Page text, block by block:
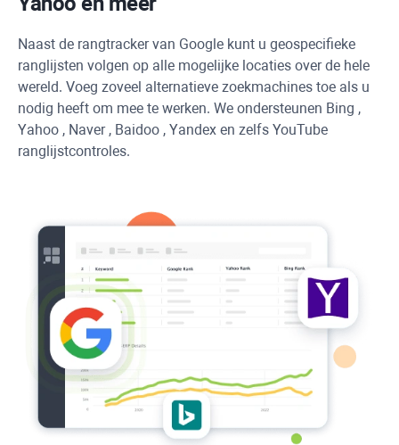
Naast de rangtracker van Google kunt u geospecifieke
ranglijsten volgen op alle mogelijke locaties over de hele
wereld. Voeg zoveel alternatieve zoekmachines toe als u
nodig heeft om mee te werken. We ondersteunen Bing ,
Yahoo , Naver, Baidoo , Yandex en zelfs YouTube
ranglijstcontroles.